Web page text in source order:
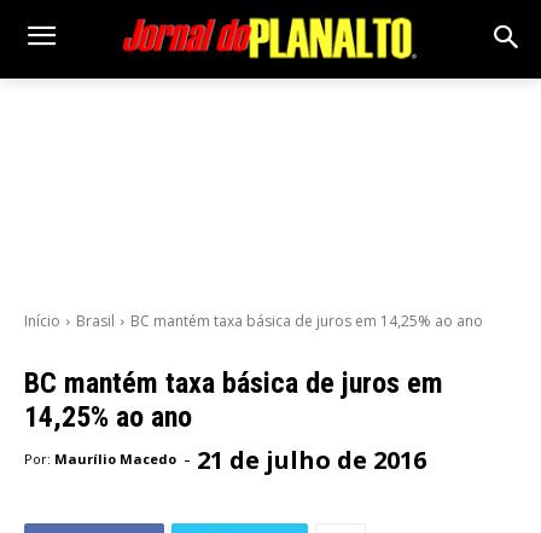
Início Brasil BC mantém taxa básica de juros em 14,25% ao ano
BC mantém taxa básica de juros em
14,25% ao ano
Por: Maurílio Macedo - 21 de julho de 2016